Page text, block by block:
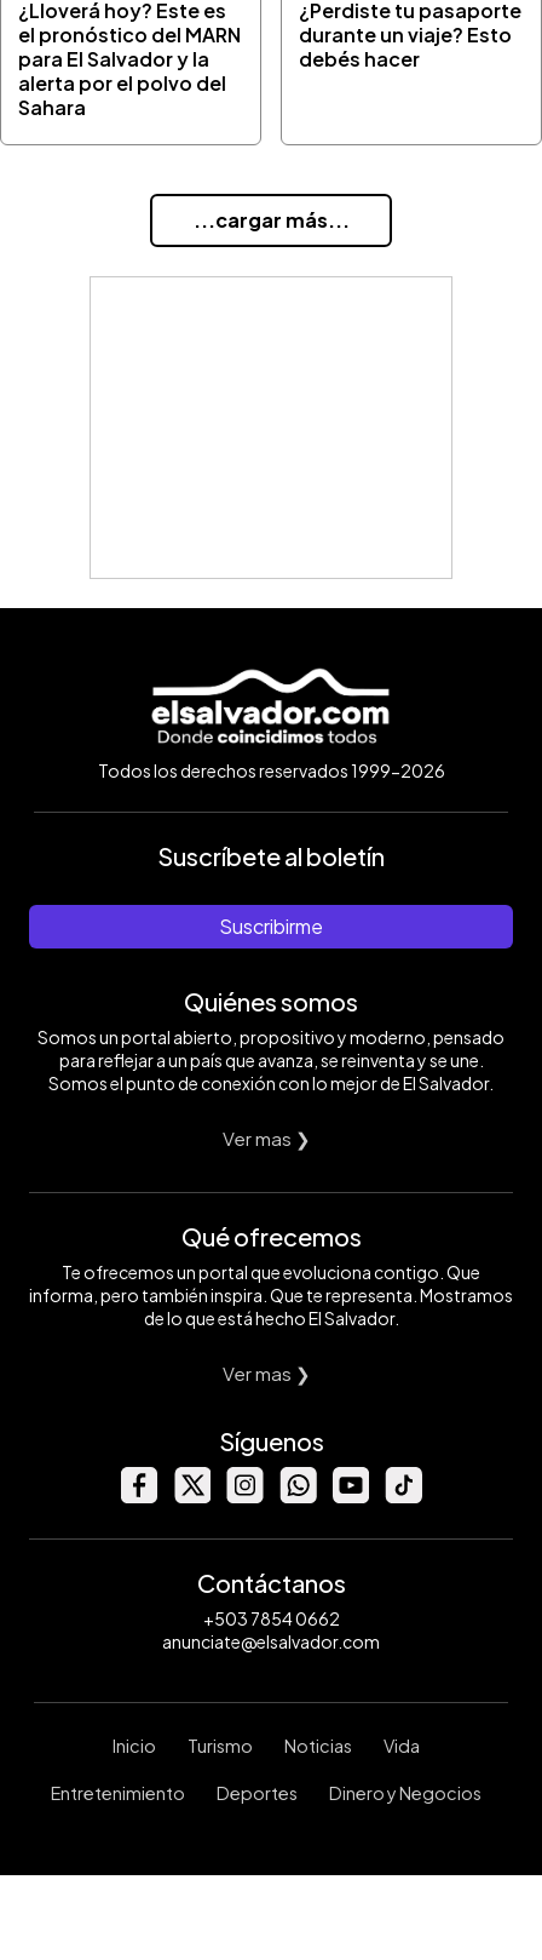
¿Lloverá hoy? Este es
el pronóstico del MARN
para El Salvador y la
alerta por el polvo del
Sahara
¿Perdiste tu pasaporte
durante un viaje? Esto
debés hacer
...cargar más...
Todos los derechos reservados 1999-2026
Suscríbete al boletín
Suscribirme
Quiénes somos
Somos un portal abierto, propositivo y moderno, pensado
para reflejar a un país que avanza, se reinventa y se une.
Somos el punto de conexión con lo mejor de El Salvador.
Ver mas ❯
Qué ofrecemos
Te ofrecemos un portal que evoluciona contigo. Que
informa, pero también inspira. Que te representa. Mostramos
de lo que está hecho El Salvador.
Ver mas ❯
Síguenos
Contáctanos
+503 7854 0662
anunciate@elsalvador.com
Inicio Turismo Noticias Vida
Entretenimiento Deportes Dinero y Negocios